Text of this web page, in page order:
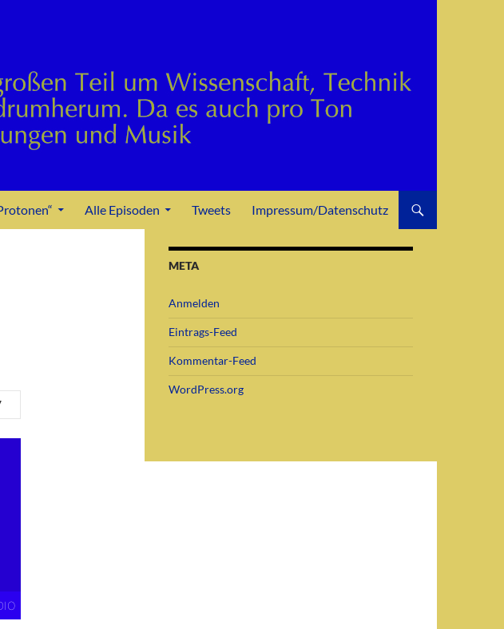
Alle Episoden Tweets Impressum/Datenschutz
META
Anmelden
Eintrags-Feed
Kommentar-Feed
WordPress.org